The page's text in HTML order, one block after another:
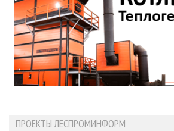
ПРОЕКТЫ ЛЕСПРОМИНФОРМ